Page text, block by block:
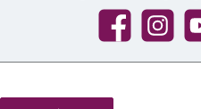
Facebook Instagram